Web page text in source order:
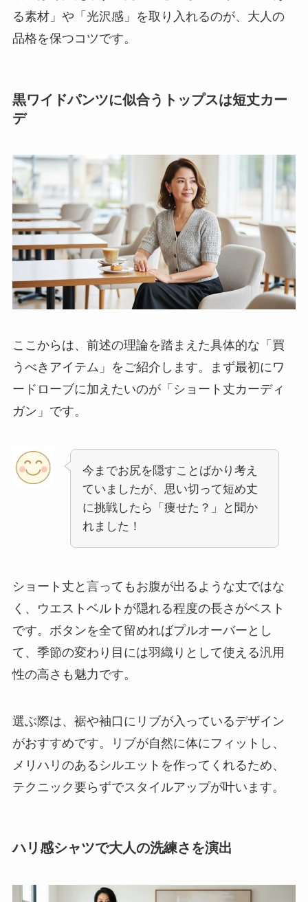
る素材」や「光沢感」を取り入れるのが、大人の
品格を保つコツです。
黒ワイドパンツに似合うトップスは短丈カー
デ
ここからは、前述の理論を踏まえた具体的な「買
うべきアイテム」をご紹介します。まず最初にワ
ードローブに加えたいのが「ショート丈カーディ
ガン」です。
今までお尻を隠すことばかり考え
ていましたが、思い切って短め丈
に挑戦したら「痩せた？」と聞か
れました！
ショート丈と言ってもお腹が出るような丈ではな
く、ウエストベルトが隠れる程度の長さがベスト
です。ボタンを全て留めればプルオーバーとし
て、季節の変わり目には羽織りとして使える汎用
性の高さも魅力です。
選ぶ際は、裾や袖口にリブが入っているデザイン
がおすすめです。リブが自然に体にフィットし、
メリハリのあるシルエットを作ってくれるため、
テクニック要らずでスタイルアップが叶います。
ハリ感シャツで大人の洗練さを演出